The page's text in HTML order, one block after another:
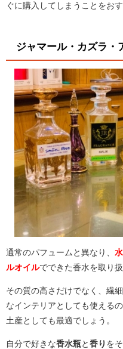
ぐに購入してしまうことをおす
ジャマール・カズラ・
通常のパフュームと異なり、
ルオイルでできた香水を取り
その質の高さだけでなく、繊
なインテリアとしても使える
土産としても最適でしょう。
自分で好きな香水瓶と 香り を